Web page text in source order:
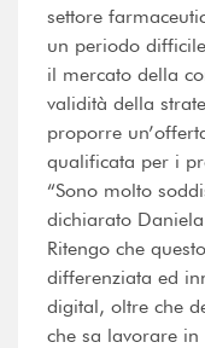
settore
un periodo
il mercato della
validità della
proporre
qualificata per i
“Sono molto
dichiarato
Ritengo che
differenziata ed
digital, oltre che
che sa lavorare